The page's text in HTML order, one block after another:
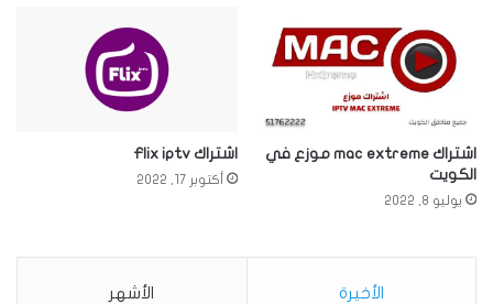
اشتراك mac extreme موزع في
الكويت
يوليو 8, 2022
اشتراك Flix iptv
أكتوبر 17, 2022
الأخيرة الأشهر